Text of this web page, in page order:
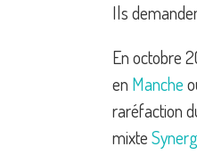
Ils
En octobre
en Manche
raréfaction
mixte